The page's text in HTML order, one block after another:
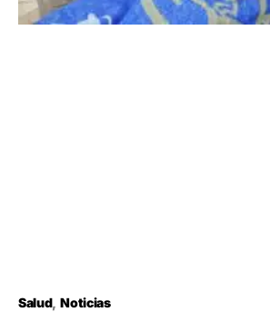
Salud Noticias